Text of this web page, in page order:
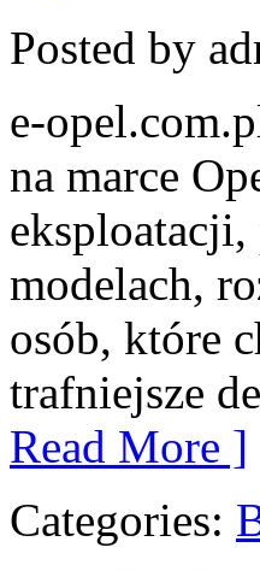
Posted by
e-
na marce
modelach,
osób, które
trafniejsze
Read More ]
Categories: